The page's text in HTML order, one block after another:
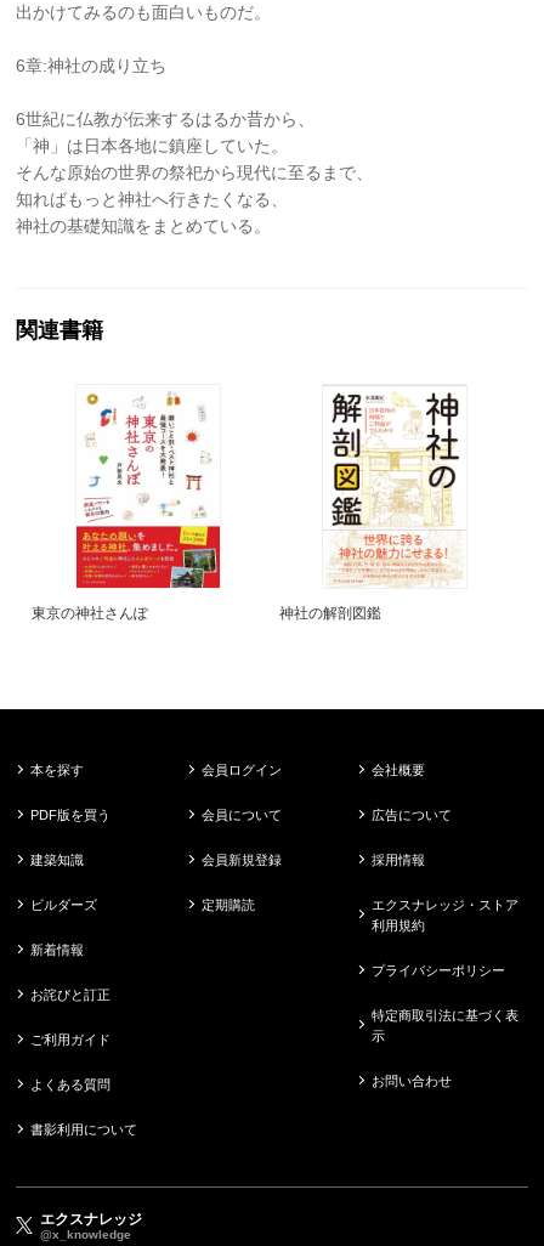
出かけてみるのも面白いものだ。
6章:神社の成り立ち
6世紀に仏教が伝来するはるか昔から、
「神」は日本各地に鎮座していた。
そんな原始の世界の祭祀から現代に至るまで、
知ればもっと神社へ行きたくなる、
神社の基礎知識をまとめている。
関連書籍
東京の神社さんぽ 神社の解剖図鑑
本を探す
PDF版を買う
建築知識
ビルダーズ
新着情報
お詫びと訂正
ご利用ガイド
よくある質問
書影利用について
会員ログイン
会員について
会員新規登録
定期購読
会社概要
広告について
採用情報
エクスナレッジ・ストア
利用規約
プライバシーポリシー
特定商取引法に基づく表
示
お問い合わせ
エクスナレッジ
@x_knowledge